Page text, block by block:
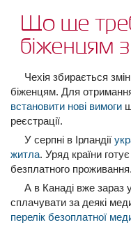
Що ще
біженцям
Чехія збирається
біженцям. Для
встановити нові вимоги
реєстрації.
У серпні в Ірландії
житла. Уряд країни
безплатного проживання.
А в Канаді вже зараз
сплачувати за деякі
перелік безоплатної